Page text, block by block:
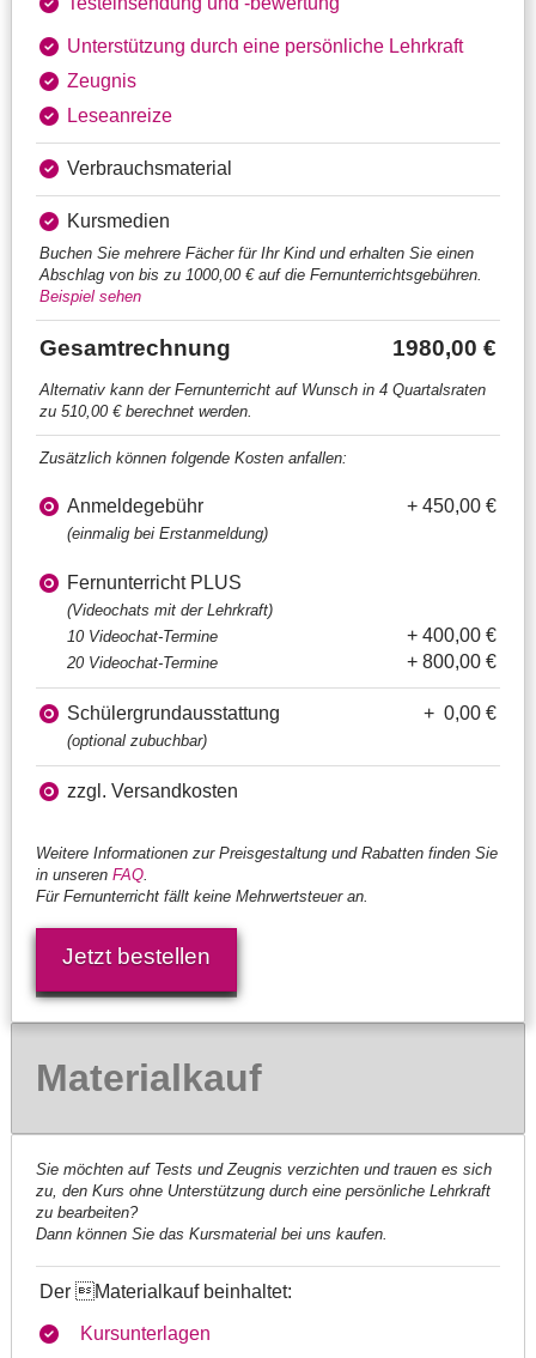
Unterstützung durch eine persönliche Lehrkraft
Zeugnis
Leseanreize
Verbrauchsmaterial
Kursmedien
Buchen Sie mehrere Fächer für Ihr Kind und erhalten Sie einen
Abschlag von bis zu 1000,00 € auf die Fernunterrichtsgebühren.
Beispiel sehen
Gesamtrechnung 1980,00 €
Alternativ kann der Fernunterricht auf Wunsch in 4 Quartalsraten
zu 510,00 € berechnet werden.
Zusätzlich können folgende Kosten anfallen:
Anmeldegebühr
(einmalig bei Erstanmeldung)
+ 450,00 €
Fernunterricht PLUS
(Videochats mit der Lehrkraft)
10 Videochat-Termine
20 Videochat-Termine
+ 400,00 €
+ 800,00 €
Schülergrundausstattung
(optional zubuchbar)
+ 0,00 €
zzgl. Versandkosten
Weitere Informationen zur Preisgestaltung und Rabatten finden Sie
in unseren FAQ.
Für Fernunterricht fällt keine Mehrwertsteuer an.
Jetzt bestellen
Materialkauf
Sie möchten auf Tests und Zeugnis verzichten und trauen es sich
zu, den Kurs ohne Unterstützung durch eine persönliche Lehrkraft
zu bearbeiten?
Dann können Sie das Kursmaterial bei uns kaufen.
Der Materialkauf beinhaltet:
Kursunterlagen